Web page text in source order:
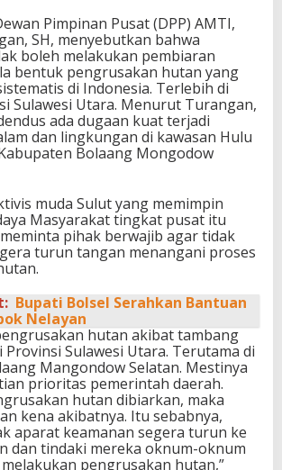
Pimpinan Pusat (DPP) AMTI,
SH, menyebutkan bahwa
boleh melakukan pembiaran
bentuk pengrusakan hutan yang
di Indonesia. Terlebih di
Sulawesi Utara. Menurut Turangan,
ada dugaan kuat terjadi
dan lingkungan di kawasan Hulu
Bolaang Mongodow
muda Sulut yang memimpin
Masyarakat tingkat pusat itu
pihak berwajib agar tidak
turun tangan menangani proses
Bupati Bolsel Serahkan Bantuan
Nelayan
hutan akibat tambang
Provinsi Sulawesi Utara. Terutama di
Mangondow Selatan. Mestinya
prioritas pemerintah daerah.
hutan dibiarkan, maka
kena akibatnya. Itu sebabnya,
aparat keamanan segera turun ke
dan tindaki mereka oknum-oknum
pengrusakan hutan,”